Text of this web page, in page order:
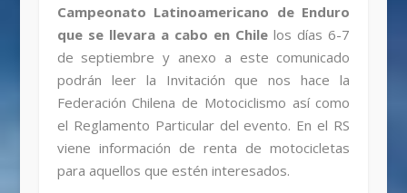
Campeonato Latinoamericano de Enduro
que se llevara a cabo en Chile los días 6-7
de septiembre y anexo a este comunicado
podrán leer la Invitación que nos hace la
Federación Chilena de Motociclismo así como
el Reglamento Particular del evento. En el RS
viene información de renta de motocicletas
para aquellos que estén interesados.